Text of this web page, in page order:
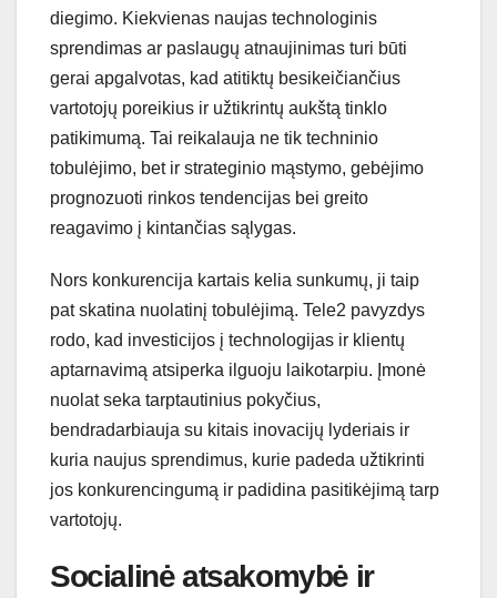
diegimo. Kiekvienas naujas technologinis
sprendimas ar paslaugų atnaujinimas turi būti
gerai apgalvotas, kad atitiktų besikeičiančius
vartotojų poreikius ir užtikrintų aukštą tinklo
patikimumą. Tai reikalauja ne tik techninio
tobulėjimo, bet ir strateginio mąstymo, gebėjimo
prognozuoti rinkos tendencijas bei greito
reagavimo į kintančias sąlygas.
Nors konkurencija kartais kelia sunkumų, ji taip
pat skatina nuolatinį tobulėjimą. Tele2 pavyzdys
rodo, kad investicijos į technologijas ir klientų
aptarnavimą atsiperka ilguoju laikotarpiu. Įmonė
nuolat seka tarptautinius pokyčius,
bendradarbiauja su kitais inovacijų lyderiais ir
kuria naujus sprendimus, kurie padeda užtikrinti
jos konkurencingumą ir padidina pasitikėjimą tarp
vartotojų.
Socialinė atsakomybė ir